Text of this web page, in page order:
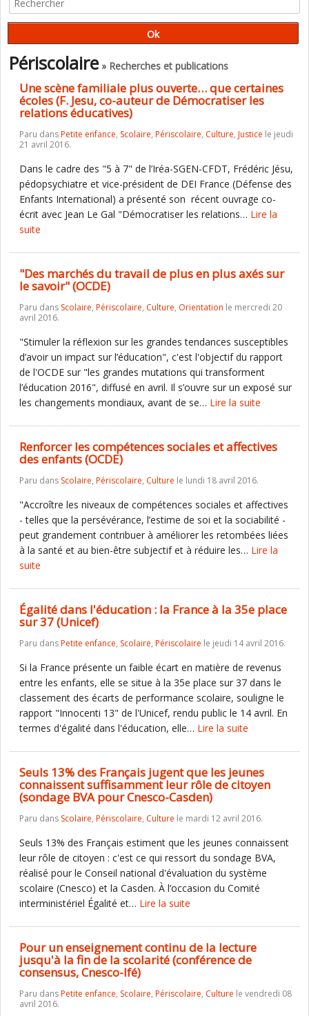
Périscolaire» Recherches et publications
Une scène familiale plus ouverte… que certaines
écoles (F. Jesu, co-auteur de Démocratiser les
relations éducatives)
Paru dansPetite enfance, Scolaire, Périscolaire, Culture, Justice le jeudi
21 avril 2016.
Dans le cadre des "5 à 7" de l’Iréa-SGEN-CFDT, Frédéric Jésu,
pédopsychiatre et vice-président de DEI France (Défense des
Enfants International) a présenté son récent ouvrage co-
écrit avec Jean Le Gal "Démocratiser les relations… Lire la
suite
"Des marchés du travail de plus en plus axés sur
le savoir" (OCDE)
Paru dans Scolaire, Périscolaire, Culture, Orientation le mercredi 20
avril 2016.
"Stimuler la réflexion sur les grandes tendances susceptibles
d’avoir un impact sur l’éducation", c'est l'objectif du rapport
de l'OCDE sur "les grandes mutations qui transforment
l’éducation 2016", diffusé en avril. Il s’ouvre sur un exposé sur
les changements mondiaux, avant de se… Lire la suite
Renforcer les compétences sociales et affectives
des enfants (OCDE)
Paru dans Scolaire, Périscolaire, Culture le lundi 18 avril 2016.
"Accroître les niveaux de compétences sociales et affectives
- telles que la persévérance, l’estime de soi et la sociabilité -
peut grandement contribuer à améliorer les retombées liées
à la santé et au bien-être subjectif et à réduire les… Lire la
suite
Égalité dans l'éducation : la France à la 35e place
sur 37 (Unicef)
Paru dansPetite enfance, Scolaire, Périscolaire le jeudi 14 avril 2016.
Si la France présente un faible écart en matière de revenus
entre les enfants, elle se situe à la 35e place sur 37 dans le
classement des écarts de performance scolaire, souligne le
rapport "Innocenti 13" de l'Unicef, rendu public le 14 avril. En
termes d'égalité dans l'éducation, elle… Lire la suite
Seuls 13% des Français jugent que les jeunes
connaissent suffisamment leur rôle de citoyen
(sondage BVA pour Cnesco-Casden)
Paru dans Scolaire, Périscolaire, Culture le mardi 12 avril 2016.
Seuls 13% des Français estiment que les jeunes connaissent
leur rôle de citoyen : c'est ce qui ressort du sondage BVA,
réalisé pour le Conseil national d'évaluation du système
scolaire (Cnesco) et la Casden. À l’occasion du Comité
interministériel Égalité et… Lire la suite
Pour un enseignement continu de la lecture
jusqu'à la fin de la scolarité (conférence de
consensus, Cnesco-Ifé)
Paru dansPetite enfance, Scolaire, Périscolaire, Culture le vendredi 08
avril 2016.